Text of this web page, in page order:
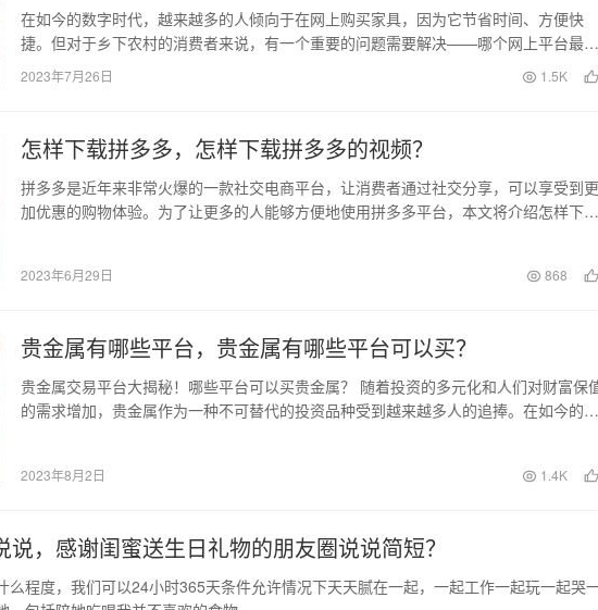
在如今的数字时代，越来越多的人倾向于在网上购买家具，因为它节省时间、方便快
捷。但对于乡下农村的消费者来说，有一个重要的问题需要解决——哪个网上平台最适
合买家具并提供送货服务？ 首先…
2023年7月26日 1.5K
怎样下载拼多多，怎样下载拼多多的视频？
拼多多是近年来非常火爆的一款社交电商平台，让消费者通过社交分享，可以享受到更
加优惠的购物体验。为了让更多的人能够方便地使用拼多多平台，本文将介绍怎样下载
2023年6月29日 868
贵金属有哪些平台，贵金属有哪些平台可以买？
贵金属交易平台大揭秘！哪些平台可以买贵金属？ 随着投资的多元化和人们对财富保
的需求增加，贵金属作为一种不可替代的投资品种受到越来越多人的追捧。在如今的金
2023年8月2日 1.4K
，感谢闺蜜送生日礼物的朋友圈说说简短？
么程度，我们可以24小时365天条件允许情况下天天腻在一起，一起工作一起玩一起哭